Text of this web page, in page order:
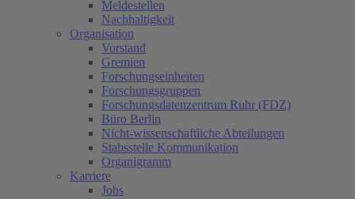
Meldestellen
Nachhaltigkeit
Organisation
Vorstand
Gremien
Forschungseinheiten
Forschungsgruppen
Forschungsdatenzentrum Ruhr (FDZ)
Büro Berlin
Nicht-wissenschaftliche Abteilungen
Stabsstelle Kommunikation
Organigramm
Karriere
Jobs